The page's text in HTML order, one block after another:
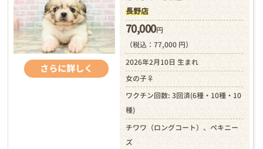
さらに詳しく
長野店
70,000円
（税込：77,000 円）
2026年2月10日 生まれ
女の子♀
ワクチン回数: 3回済(6種・10種・10
種)
チワワ（ロングコート）、ペキニー
ズ